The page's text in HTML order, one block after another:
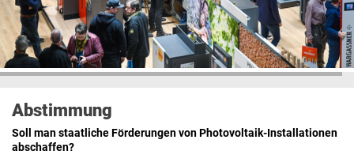
Abstimmung
Soll man staatliche Förderungen von Photovoltaik-Installationen
abschaffen?